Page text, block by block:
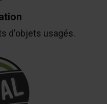
d'objets usagés.